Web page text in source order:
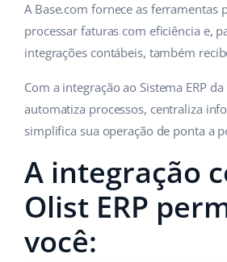
Gestão de Envios
Automação do fluxo de trabalho
Base Connect
Base Analytics
Casa e jardim
Produtos infantis
Eletrônicos
Peças automotivas
Supermercado
Saúde e beleza
Ajuda
Academy
Blog
Serviços
Auditoria de contas
english (US)
english (GB)
english (IN)
čeština
deutsch
Ελληνικά
español (AR)
A Base.com fornece as ferramentas
processar faturas com eficiência e,
integrações contábeis, também
Com a integração ao Sistema ERP
automatiza processos, centraliza
simplifica sua operação de ponta a
A integração
Olist ERP
você: